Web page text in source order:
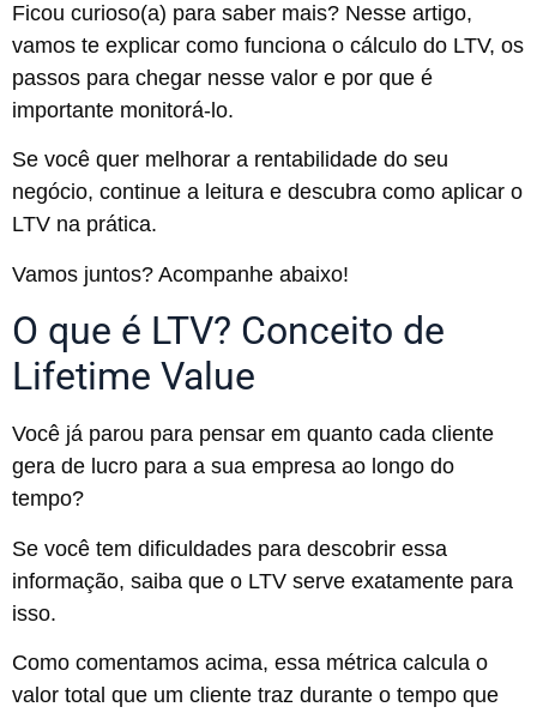
Ficou curioso(a) para saber mais? Nesse artigo,
vamos te explicar como funciona o cálculo do LTV, os
passos para chegar nesse valor e por que é
importante monitorá-lo.
Se você quer melhorar a rentabilidade do seu
negócio, continue a leitura e descubra como aplicar o
LTV na prática.
Vamos juntos? Acompanhe abaixo!
O que é LTV? Conceito de
Lifetime Value
Você já parou para pensar em quanto cada cliente
gera de lucro para a sua empresa ao longo do
tempo?
Se você tem dificuldades para descobrir essa
informação, saiba que o LTV serve exatamente para
isso.
Como comentamos acima, essa métrica calcula o
valor total que um cliente traz durante o tempo que